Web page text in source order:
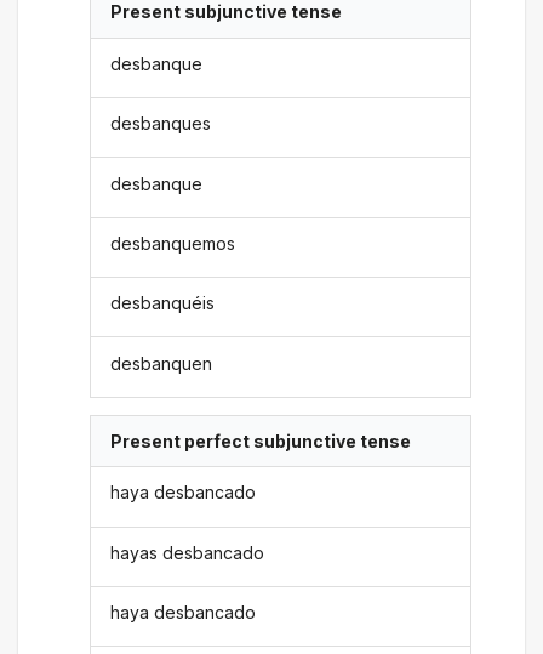
Present subjunctive tense
desbanque
desbanques
desbanque
desbanquemos
desbanquéis
desbanquen
Present perfect subjunctive tense
haya desbancado
hayas desbancado
haya desbancado